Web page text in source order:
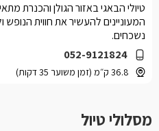
052-9121824
36.8 ק״מ (זמן משוער 35 דקות)
טיולי הבאגי באזור הגולן והכנרת
נשכחים.
מסלולי טיול